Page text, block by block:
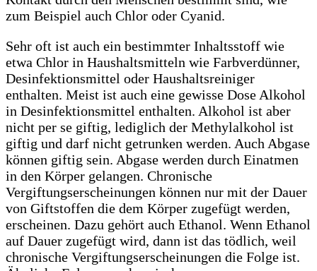
zum Beispiel auch Chlor oder Cyanid.
Sehr oft ist auch ein bestimmter Inhaltsstoff wie
etwa Chlor in Haushaltsmitteln wie Farbverdünner,
Desinfektionsmittel oder Haushaltsreiniger
enthalten. Meist ist auch eine gewisse Dose Alkohol
in Desinfektionsmittel enthalten. Alkohol ist aber
nicht per se giftig, lediglich der Methylalkohol ist
giftig und darf nicht getrunken werden. Auch Abgase
können giftig sein. Abgase werden durch Einatmen
in den Körper gelangen. Chronische
Vergiftungserscheinungen können nur mit der Dauer
von Giftstoffen die dem Körper zugefügt werden,
erscheinen. Dazu gehört auch Ethanol. Wenn Ethanol
auf Dauer zugefügt wird, dann ist das tödlich, weil
chronische Vergiftungserscheinungen die Folge ist.